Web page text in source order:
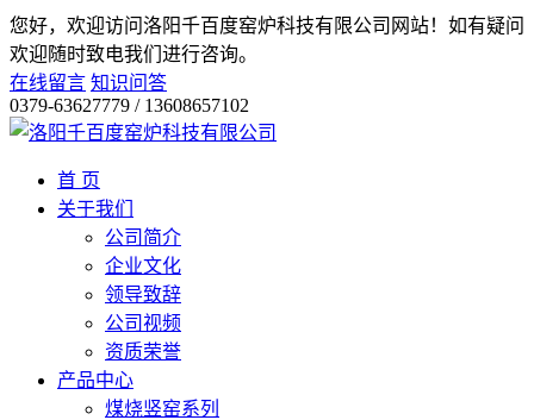
您好，欢迎访问洛阳千百度窑炉科技有限公司网站！ 如有疑问
欢迎随时致电我们进行咨询。
在线留言 知识问答
0379-63627779 / 13608657102
首 页
关于我们
公司简介
企业文化
领导致辞
公司视频
资质荣誉
产品中心
煤烧竖窑系列